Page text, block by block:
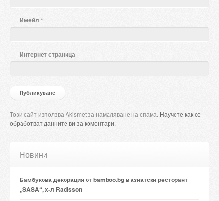
Имейл *
Интернет страница
Този сайт използва Akismet за намаляване на спама. Научете как се
обработват данните ви за коментари.
Новини
Бамбукова декорация от bamboo.bg в азиатски ресторант
„SASA“, х-л Radisson